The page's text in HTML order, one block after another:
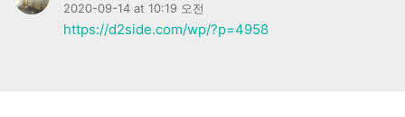
2020-09-14 at 10:19 오전
https://d2side.com/wp/?p=4958